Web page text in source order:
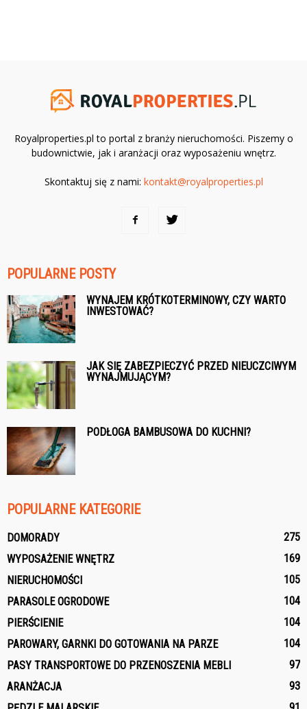
Royalproperties.pl to portal z branży nieruchomości. Piszemy o
budownictwie, jak i aranżacji oraz wyposażeniu wnętrz.
Skontaktuj się z nami: kontakt@royalproperties.pl
POPULARNE POSTY
WYNAJEM KRÓTKOTERMINOWY, CZY WARTO
INWESTOWAĆ?
JAK SIĘ ZABEZPIECZYĆ PRZED NIEUCZCIWYM
WYNAJMUJĄCYM?
PODŁOGA BAMBUSOWA DO KUCHNI?
POPULARNE KATEGORIE
DOMORADY
275
WYPOSAŻENIE WNĘTRZ
169
NIERUCHOMOŚCI
105
PARASOLE OGRODOWE
104
PIERŚCIENIE
104
PAROWARY, GARNKI DO GOTOWANIA NA PARZE
104
PASY TRANSPORTOWE DO PRZENOSZENIA MEBLI
97
ARANŻACJA
93